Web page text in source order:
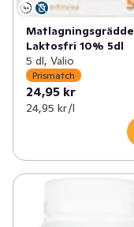
Matlagningsgrädde
Laktosfri 10% 5dl
5 dl, Valio
Prismatch
24,95 kr
24,95 kr /l